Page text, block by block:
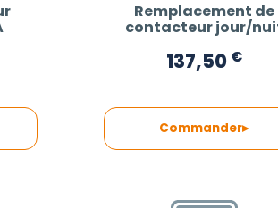
Remplacement de
contacteur jour/
137,50 €
Commander